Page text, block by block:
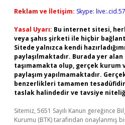
Reklam ve İletişim: Skype:
Yasal Uyarı: Bu internet sitesi,
veya şahıs şirketi ile hiçbir
Sitede yalnızca kendi
paylaşılmaktadır. Burada yer
taşımamakta olup, gerçek kurum
paylaşım yapılmamaktadır.
benzerlikleri tamamen
taslak halindedir ve tavsiye
Sitemiz, 5651 Sayılı Kanun gereğince
Kurumu (BTK) tarafından onaylanmış